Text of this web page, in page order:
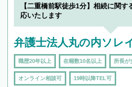
【二重橋前駅徒歩1分】相続に関
応いたします
弁護士法人丸の内ソレ
職歴20年以上 在籍数10名以上 所長が
オンライン相談可 19時以降TEL可